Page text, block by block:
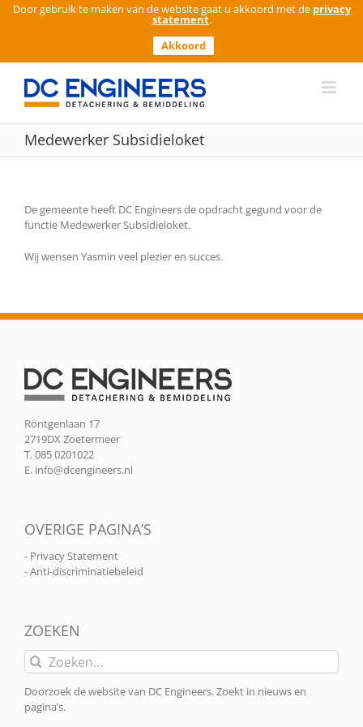
Door gebruik te maken van de website gaat u akkoord met de privacy
statement.
Akkoord
Ga
inhoud
Medewerker Subsidieloket
De gemeente heeft DC Engineers de opdracht gegund voor de
functie Medewerker Subsidieloket.
Wij wensen Yasmin veel plezier en succes.
Röntgenlaan 17
2719DX Zoetermeer
T. 085 0201022
E. info@dcengineers.nl
OVERIGE PAGINA’S
- Privacy Statement
- Anti-discriminatiebeleid
ZOEKEN
Zoeken
naar:
Doorzoek de website van DC Engineers. Zoekt in nieuws en
pagina’s.